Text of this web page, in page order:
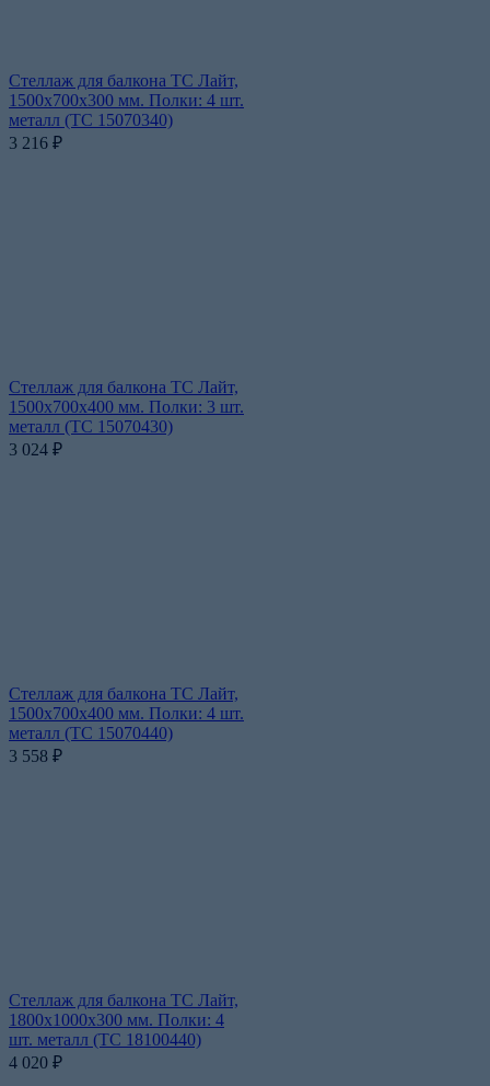
Стеллаж для балкона ТС Лайт,
1500x700x300 мм. Полки: 4 шт.
металл (ТС 15070340)
3 216 ₽
Стеллаж для балкона ТС Лайт,
1500x700x400 мм. Полки: 3 шт.
металл (ТС 15070430)
3 024 ₽
Стеллаж для балкона ТС Лайт,
1500x700x400 мм. Полки: 4 шт.
металл (ТС 15070440)
3 558 ₽
Стеллаж для балкона ТС Лайт,
1800x1000x300 мм. Полки: 4
шт. металл (ТС 18100440)
4 020 ₽